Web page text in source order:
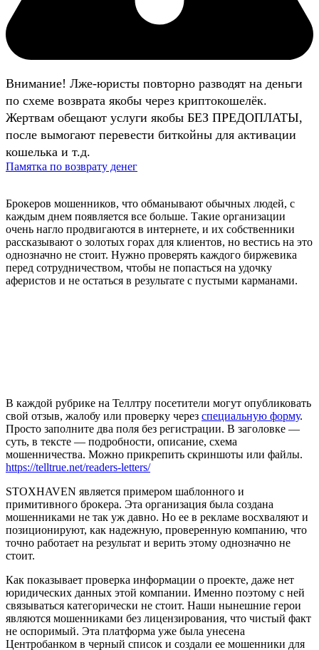
Внимание! Лже-юристы повторно разводят на деньги
по схеме возврата якобы через криптокошелёк.
Жертвам обещают услуги якобы БЕЗ ПРЕДОПЛАТЫ,
после вымогают перевести биткойны для активации
кошелька и т.д.
Памятка по возврату денег
Брокеров мошенников, что обманывают обычных людей, с
каждым днем появляется все больше. Такие организации
очень нагло продвигаются в интернете, и их собственники
рассказывают о золотых горах для клиентов, но вестись на это
однозначно не стоит. Нужно проверять каждого биржевика
перед сотрудничеством, чтобы не попасться на удочку
аферистов и не остаться в результате с пустыми карманами.
В каждой рубрике на Теллтру посетители могут опубликовать
свой отзыв, жалобу или проверку через специальную форму.
Просто заполните два поля без регистрации. В заголовке —
суть, в тексте — подробности, описание, схема
мошенничества. Можно прикрепить скриншоты или файлы.
https://telltrue.net/readers-letters/
STOXHAVEN является примером шаблонного и
примитивного брокера. Эта организация была создана
мошенниками не так уж давно. Но ее в рекламе восхваляют и
позиционируют, как надежную, проверенную компанию, что
точно работает на результат и верить этому однозначно не
стоит.
Как показывает проверка информации о проекте, даже нет
юридических данных этой компании. Именно поэтому с ней
связываться категорически не стоит. Наши нынешние герои
являются мошенниками без лицензирования, что чистый факт
не оспоримый. Эта платформа уже была унесена
Центробанком в черный список и создали ее мошенники для